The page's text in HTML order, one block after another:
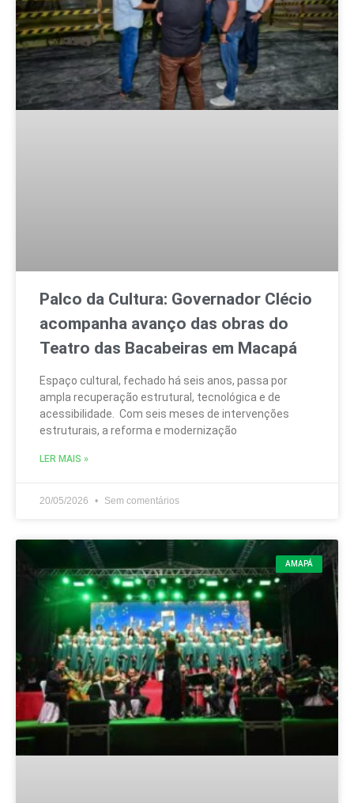
Palco da Cultura: Governador Clécio
acompanha avanço das obras do
Teatro das Bacabeiras em Macapá
Espaço cultural, fechado há seis anos, passa por
ampla recuperação estrutural, tecnológica e de
acessibilidade. Com seis meses de intervenções
estruturais, a reforma e modernização
LER MAIS »
20/05/2026 Sem comentários
AMAPÁ